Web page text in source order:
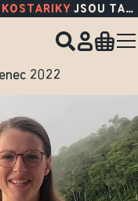
KOSTARIKY JSOU TADY!
2022